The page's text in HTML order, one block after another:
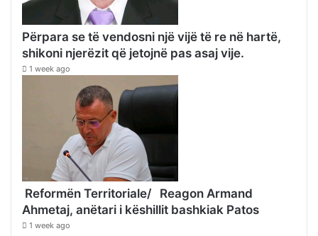
Përpara se të vendosni një vijë të re në hartë,
shikoni njerëzit që jetojnë pas asaj vije.
1 week ago
Reformën Territoriale/ Reagon Armand
Ahmetaj, anëtari i këshillit bashkiak Patos
1 week ago